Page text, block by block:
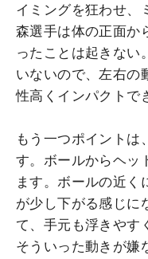
イミングを狂わせ、
森選手は体の正面か
ったことは起きない
いないので、左右の
性高くインパクトで
もう一つポイントは
す。ボールからヘッ
ます。ボールの近く
が少し下がる感じに
て、手元も浮きやす
そういった動きが嫌